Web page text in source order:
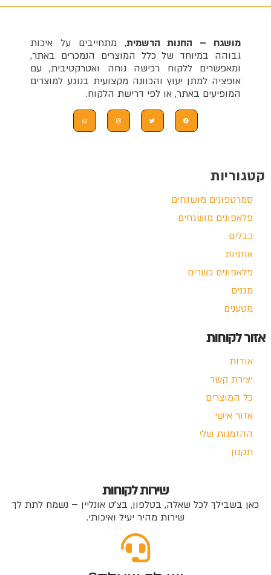
מושגח – החנות הרשמית, מתחייבים על איכות
גבוהה במיוחד של כלל המוצרים הנמכרים באתר,
ומאפשרים ללקוח רכישה נוחה ואטרקטיבית, עם
אופציה למתן יעוץ והכוונה מקצועית בנוגע למוצרים
המופיעים באתר, או לפי דרישת הלקוח.
קטגוריות
סמרטפונים מושגחים
פלאפונים מושגחים
כבלים
אוזניות
פלאפונים כשרים
מגנים
מטענים
אזור לקוחות
אודות
יצירת קשר
כל המוצרים
אזור אישי
ההזמנות שלי
תקנון
שירות לקוחות
כאן בשבילך לכל שאלה, בטלפון, בצ'ט אונליין – נשמח לתת לך
שירות מהיר יעיל ואיכותי.